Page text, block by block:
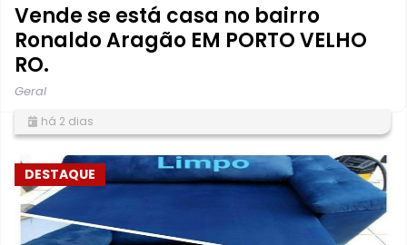
Vende se está casa no bairro
Ronaldo Aragão EM PORTO VELHO
RO.
Geral
há 2 dias
DESTAQUE